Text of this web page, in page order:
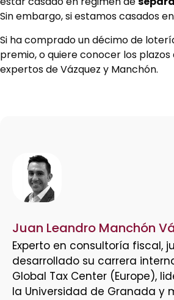
Sin embargo, si estamos casados
Si ha comprado un décimo de
premio, o quiere conocer los
expertos de Vázquez y Manchón.
Juan Leandro Manchón
Experto en consultoría fiscal,
desarrollado su carrera
Global Tax Center (Europe),
la Universidad de Granada y